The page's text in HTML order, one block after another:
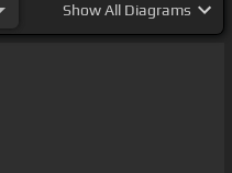
ShowAll Diagrams